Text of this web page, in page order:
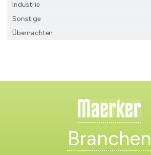
Industrie
Sonstige
Übernachten
Branchen